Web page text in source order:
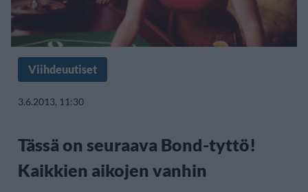
Viihdeuutiset
3.6.2013, 11:30
Tässä on seuraava Bond-tyttö!
Kaikkien aikojen vanhin